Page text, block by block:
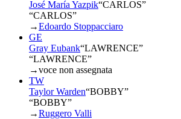
José María Yazpik“CARLOS”
“CARLOS”
→Edoardo Stoppacciaro
GE
Gray Eubank“LAWRENCE”
“LAWRENCE”
→voce non assegnata
TW
Taylor Warden“BOBBY”
“BOBBY”
→Ruggero Valli